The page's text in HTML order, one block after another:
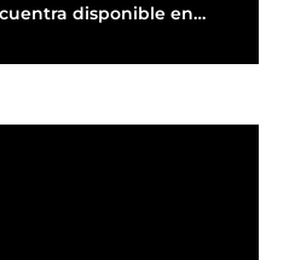
disponible en…